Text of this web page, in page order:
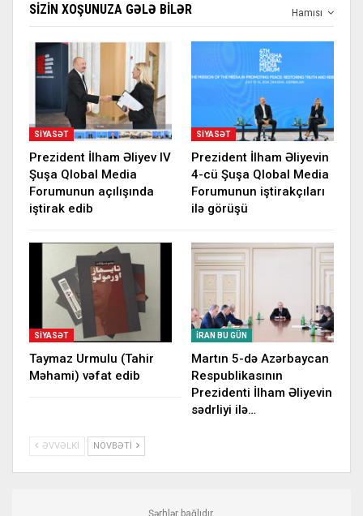
Hamısı
SIZIN XOŞUNUZA GƏLƏ BILƏR
SIYASƏT
Prezident İlham Əliyev IV
Şuşa Qlobal Media
Forumunun açılışında
iştirak edib
SIYASƏT
Prezident İlham Əliyevin
4-cü Şuşa Qlobal Media
Forumunun iştirakçıları
ilə görüşü
SIYASƏT
Taymaz Urmulu (Tahir
Məhami) vəfat edib
İRAN BU GÜN
Martın 5-də Azərbaycan
Respublikasının
Prezidenti İlham Əliyevin
sədrliyi ilə…
ƏVVƏLKI NÖVBƏTI
Şərhlər bağlıdır.